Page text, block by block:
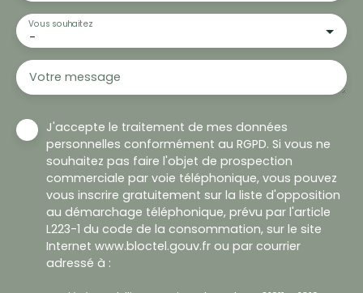
-
Vous souhaitez
Votre message
J'accepte le traitement de mes données
personnelles conformément au RGPD. Si vous ne
souhaitez pas faire l'objet de prospection
commerciale par voie téléphonique, vous pouvez
vous inscrire gratuitement sur la liste d'opposition
au démarchage téléphonique, prévu par l'article
L223-1 du code de la consommation, sur le site
Internet www.bloctel.gouv.fr ou par courrier
adressé à :